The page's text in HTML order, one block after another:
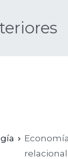
relacional